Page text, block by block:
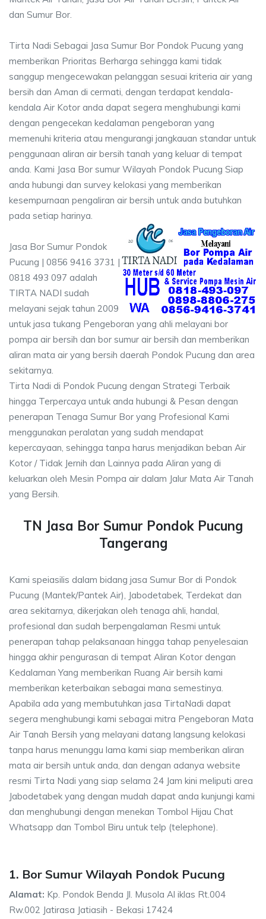
dan Sumur Bor.
Tirta Nadi Sebagai Jasa Sumur Bor Pondok Pucung yang
memberikan Prioritas Berharga sehingga kami tidak
sanggup mengecewakan pelanggan sesuai kriteria air yang
bersih dan Aman di cermati, dengan terdapat kendala-
kendala Air Kotor anda dapat segera menghubungi kami
dengan pengecekan kedalaman pengeboran yang
memenuhi kriteria atau mengurangi jangkauan standar untuk
penggunaan aliran air bersih tanah yang keluar di tempat
anda. Kami Jasa Bor sumur Wilayah Pondok Pucung Siap
anda hubungi dan survey kelokasi yang memberikan
kesempurnaan pengaliran air bersih untuk anda butuhkan
pada setiap harinya.
Jasa Bor Sumur Pondok
Pucung | 0856 9416 3731 |
0818 493 097 adalah
TIRTA NADI sudah
melayani sejak tahun 2009
untuk jasa tukang Pengeboran yang ahli melayani bor
pompa air bersih dan bor sumur air bersih dan memberikan
aliran mata air yang bersih daerah Pondok Pucung dan area
sekitarnya.
Tirta Nadi di Pondok Pucung dengan Strategi Terbaik
hingga Terpercaya untuk anda hubungi & Pesan dengan
penerapan Tenaga Sumur Bor yang Profesional Kami
menggunakan peralatan yang sudah mendapat
kepercayaan, sehingga tanpa harus menjadikan beban Air
Kotor / Tidak Jernih dan Lainnya pada Aliran yang di
keluarkan oleh Mesin Pompa air dalam Jalur Mata Air Tanah
yang Bersih.
TN Jasa Bor Sumur Pondok Pucung
Tangerang
Kami speiasilis dalam bidang jasa Sumur Bor di Pondok
Pucung (Mantek/Pantek Air), Jabodetabek, Terdekat dan
area sekitarnya, dikerjakan oleh tenaga ahli, handal,
profesional dan sudah berpengalaman Resmi untuk
penerapan tahap pelaksanaan hingga tahap penyelesaian
hingga akhir pengurasan di tempat Aliran Kotor dengan
Kedalaman Yang memberikan Ruang Air bersih kami
memberikan keterbaikan sebagai mana semestinya.
Apabila ada yang membutuhkan jasa TirtaNadi dapat
segera menghubungi kami sebagai mitra Pengeboran Mata
Air Tanah Bersih yang melayani datang langsung kelokasi
tanpa harus menunggu lama kami siap memberikan aliran
mata air bersih untuk anda, dan dengan adanya website
resmi Tirta Nadi yang siap selama 24 Jam kini meliputi area
Jabodetabek yang dengan mudah dapat anda kunjungi kami
dan menghubungi dengan menekan Tombol Hijau Chat
Whatsapp dan Tombol Biru untuk telp (telephone).
1. Bor Sumur Wilayah Pondok Pucung
Alamat: Kp. Pondok Benda Jl. Musola Al iklas Rt.004
Rw.002 Jatirasa Jatiasih - Bekasi 17424